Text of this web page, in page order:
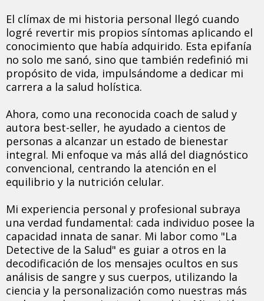
El clímax de mi historia personal llegó cuando
logré revertir mis propios síntomas aplicando el
conocimiento que había adquirido. Esta epifanía
no solo me sanó, sino que también redefinió mi
propósito de vida, impulsándome a dedicar mi
carrera a la salud holística.
Ahora, como una reconocida coach de salud y
autora best-seller, he ayudado a cientos de
personas a alcanzar un estado de bienestar
integral. Mi enfoque va más allá del diagnóstico
convencional, centrando la atención en el
equilibrio y la nutrición celular.
Mi experiencia personal y profesional subraya
una verdad fundamental: cada individuo posee la
capacidad innata de sanar. Mi labor como "La
Detective de la Salud" es guiar a otros en la
decodificación de los mensajes ocultos en sus
análisis de sangre y sus cuerpos, utilizando la
ciencia y la personalización como nuestras más